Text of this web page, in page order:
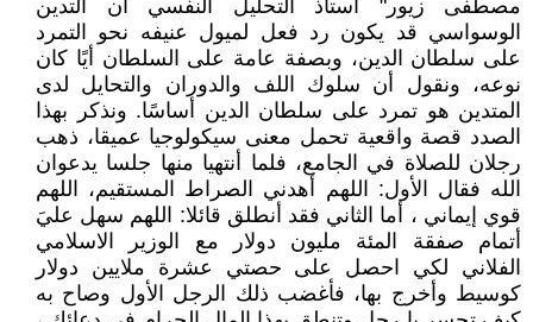
مصطفى زيور" استاذ التحليل النفسي أن التدين
الوسواسي قد يكون رد فعل لميول عنيفه نحو التمرد
على سلطان الدين، وبصفة عامة على السلطان أيًا كان
نوعه، ونقول أن سلوك اللف والدوران والتحايل لدى
المتدين هو تمرد على سلطان الدين أساسًا. ونذكر بهذا
الصدد قصة واقعية تحمل معنى سيكولوجيا عميقا، ذهب
رجلان للصلاة في الجامع، فلما أنتهيا منها جلسا يدعوان
الله فقال الأول: اللهم أهدني الصراط المستقيم، اللهم
قوي إيماني ، أما الثاني فقد أنطلق قائلا: اللهم سهل عليَ
أتمام صفقة المئة مليون دولار مع الوزير الاسلامي
الفلاني لكي احصل على حصتي عشرة ملايين دولار
كوسيط وأخرج بها، فأغضب ذلك الرجل الأول وصاح به